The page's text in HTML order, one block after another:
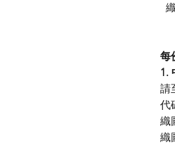
每
1.
請
代
織
織